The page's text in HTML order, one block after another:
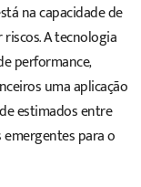
na capacidade de
A tecnologia
performance,
uma aplicação
estimados entre
para o